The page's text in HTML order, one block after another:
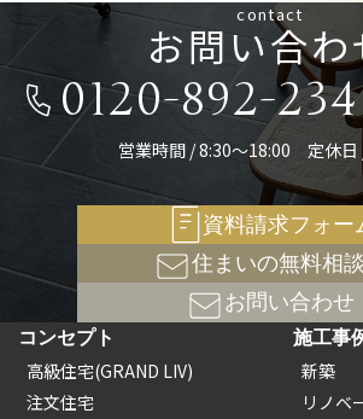
contact
お問い合
0120-892-234
営業時間 / 8:30～18:00 定休日
資料請求フォー
住まいの無料相
お問い合わせ
コンセプト
高級住宅(GRAND LIV)
注文住宅
施工事
新築
リノベ